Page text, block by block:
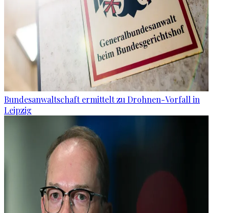
Bundesanwaltschaft ermittelt zu Drohnen-Vorfall in
Leipzig